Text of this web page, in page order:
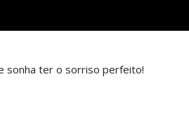
sonha ter o sorriso perfeito!